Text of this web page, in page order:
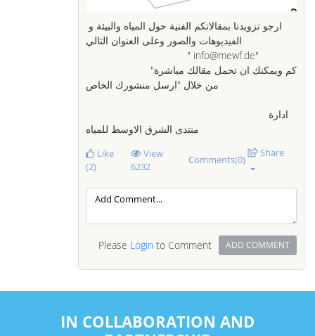
الفيديوهات والصور وعلى العنوان التالي
" info@mewf.de"
"كم ويمكنك ان تحمل مقالك مباشرة
Like
(2)
View
6232
Comments(0)
Share
Please Loginto Comment ADD COMMENT
IN COLLABORATION AND